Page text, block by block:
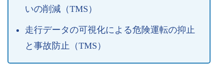
いの削減（TMS）
走行データの可視化による危険運転の抑止
と事故防止（TMS）